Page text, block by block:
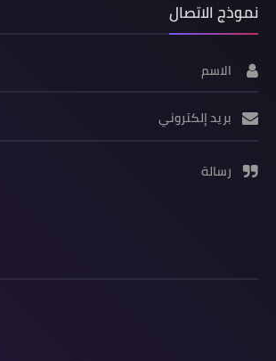
نموذج الاتصال
الاسم
بريد إلكتروني
رسالة